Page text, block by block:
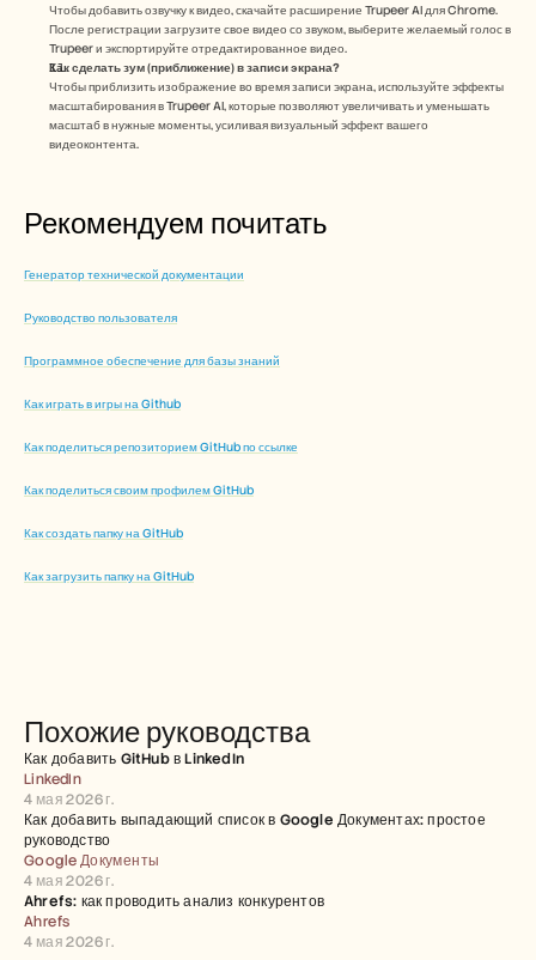
Чтобы добавить озвучку к видео, скачайте расширение Trupeer AI для Chrome.
После регистрации загрузите свое видео со звуком, выберите желаемый голос в
Trupeer и экспортируйте отредактированное видео.
Как сделать зум (приближение) в записи экрана?
Чтобы приблизить изображение во время записи экрана, используйте эффекты
масштабирования в Trupeer AI, которые позволяют увеличивать и уменьшать
масштаб в нужные моменты, усиливая визуальный эффект вашего
видеоконтента.
Рекомендуем почитать
Генератор технической документации
Руководство пользователя
Программное обеспечение для базы знаний
Как играть в игры на Github
Как поделиться репозиторием GitHub по ссылке
Как поделиться своим профилем GitHub
Как создать папку на GitHub
Как загрузить папку на GitHub
Похожие руководства
Как добавить GitHub в LinkedIn
LinkedIn
4 мая 2026 г.
Как добавить выпадающий список в Google Документах: простое
руководство
Google Документы
4 мая 2026 г.
Ahrefs: как проводить анализ конкурентов
Ahrefs
4 мая 2026 г.